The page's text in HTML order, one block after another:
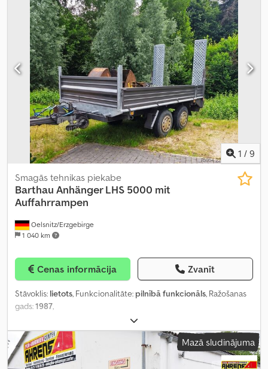
1 / 9
Oelsnitz/Erzgebirge
1 040 km
Smagās tehnikas piekabe
Barthau Anhänger LHS 5000 mit
Auffahrrampen
Cenas informācija Zvanīt
Stāvoklis: lietots, Funkcionalitāte: pilnībā funkcionāls, Ražošanas
gads:1987,
Mazā sludinājuma